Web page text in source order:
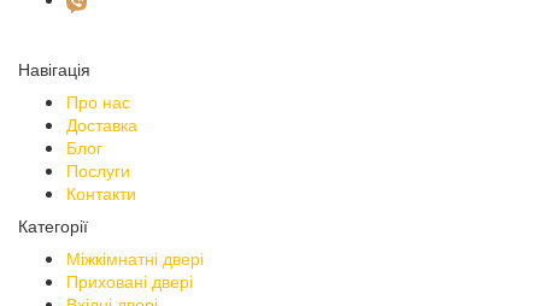
Навігація
Про нас
Доставка
Блог
Послуги
Контакти
Категорії
Міжкімнатні двері
Приховані двері